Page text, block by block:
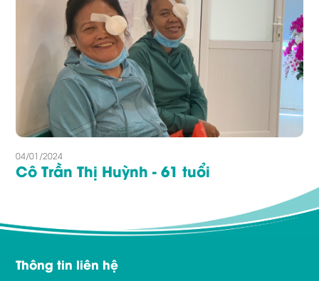
04/01/2024
Cô Trần Thị Huỳnh - 61 tuổi
Thông tin liên hệ